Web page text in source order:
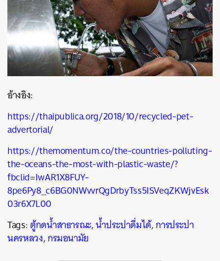
อ้างอิง:
https://thaipublica.org/2018/10/recycled-pet-
advertorial/
https://themomentum.co/the-countries-polluting-
the-oceans-the-most-with-plastic-waste/?
fbclid=IwAR1X8FUY-
8pe6Py8_c6BG0NWvvrQgDrbyTss5ISVeqZKWjvEsk
03r6X7L00
Tags:ตู้กดน้ำสาธารณะ,น้ำประปาดื่มได้,การประปา
นครหลวง,กรมอนามัย